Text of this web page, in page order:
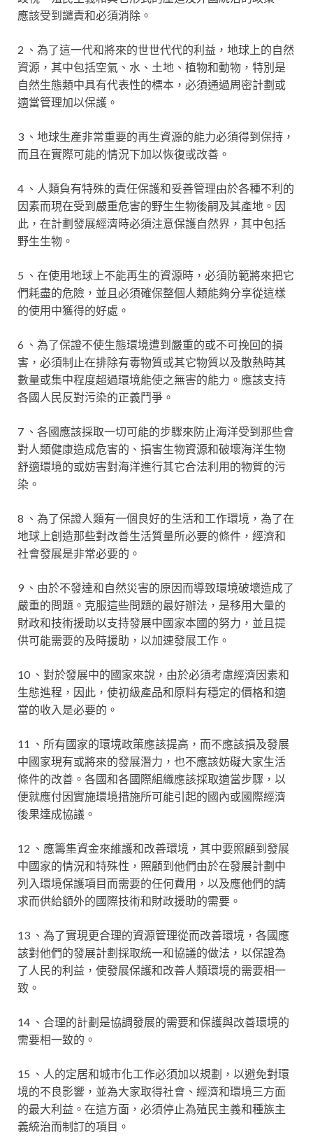
應該受到譴責和必須消除。
2 、為了這一代和將來的世世代代的利益，地球上的自然
資源，其中包括空氣、水、土地、植物和動物，特別是
自然生態類中具有代表性的標本，必須通過周密計劃或
適當管理加以保護。
3 、地球生產非常重要的再生資源的能力必須得到保持，
而且在實際可能的情況下加以恢復或改善。
4 、人類負有特殊的責任保護和妥善管理由於各種不利的
因素而現在受到嚴重危害的野生生物後嗣及其產地。因
此，在計劃發展經濟時必須注意保護自然界，其中包括
野生生物。
5 、在使用地球上不能再生的資源時，必須防範將來把它
們耗盡的危險，並且必須確保整個人類能夠分享從這樣
的使用中獲得的好處。
6 、為了保證不使生態環境遭到嚴重的或不可挽回的損
害，必須制止在排除有毒物質或其它物質以及散熱時其
數量或集中程度超過環境能使之無害的能力。應該支持
各國人民反對污染的正義鬥爭。
7 、各國應該採取一切可能的步驟來防止海洋受到那些會
對人類健康造成危害的、損害生物資源和破壞海洋生物
舒適環境的或妨害對海洋進行其它合法利用的物質的污
染。
8 、為了保證人類有一個良好的生活和工作環境，為了在
地球上創造那些對改善生活質量所必要的條件，經濟和
社會發展是非常必要的。
9 、由於不發達和自然災害的原因而導致環境破壞造成了
嚴重的問題。克服這些問題的最好辦法，是移用大量的
財政和技術援助以支持發展中國家本國的努力，並且提
供可能需要的及時援助，以加速發展工作。
10 、對於發展中的國家來說，由於必須考慮經濟因素和
生態進程，因此，使初級產品和原料有穩定的價格和適
當的收入是必要的。
11 、所有國家的環境政策應該提高，而不應該損及發展
中國家現有或將來的發展潛力，也不應該妨礙大家生活
條件的改善。各國和各國際組織應該採取適當步驟，以
便就應付因實施環境措施所可能引起的國內或國際經濟
後果達成協議。
12 、應籌集資金來維護和改善環境，其中要照顧到發展
中國家的情況和特殊性，照顧到他們由於在發展計劃中
列入環境保護項目而需要的任何費用，以及應他們的請
求而供給額外的國際技術和財政援助的需要。
13 、為了實現更合理的資源管理從而改善環境，各國應
該對他們的發展計劃採取統一和協議的做法，以保證為
了人民的利益，使發展保護和改善人類環境的需要相一
致。
14 、合理的計劃是協調發展的需要和保護與改善環境的
需要相一致的。
15 、人的定居和城市化工作必須加以規劃，以避免對環
境的不良影響，並為大家取得社會、經濟和環境三方面
的最大利益。在這方面，必須停止為殖民主義和種族主
義統治而制訂的項目。